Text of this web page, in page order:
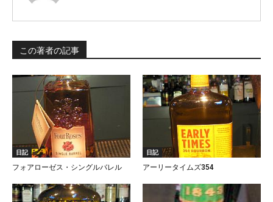
この著者の記事
日記
フォアローゼス・シングルバレル
日記
アーリータイムズ354